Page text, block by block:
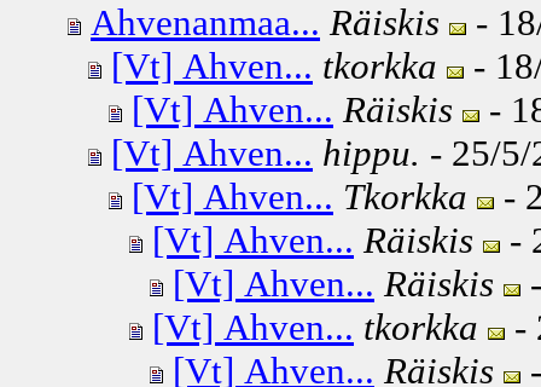
Ahvenanmaa... Räiskis
-
[Vt] Ahven... tkorkka
-
[Vt] Ahven... Räiskis
-
[Vt] Ahven... hippu. - 25/
[Vt] Ahven... Tkorkka
-
[Vt] Ahven... Räiskis
-
[Vt] Ahven... Räiskis
[Vt] Ahven... tkorkka
-
[Vt] Ahven... Räiskis